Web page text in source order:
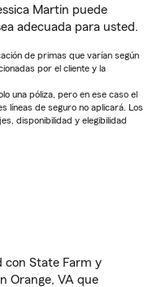
Martin puede
adecuada para usted.
de primas que varían según
por el cliente y la
una póliza, pero en ese caso el
líneas de seguro no aplicará. Los
disponibilidad y elegibilidad
con State Farm y
Orange, VA que